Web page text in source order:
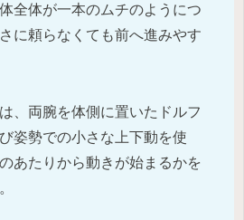
全体が一本のムチのようにつ
に頼らなくても前へ進みやす
、両腕を体側に置いたドルフ
姿勢での小さな上下動を使
あたりから動きが始まるかを